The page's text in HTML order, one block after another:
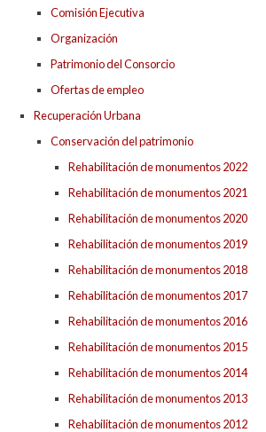
Comisión Ejecutiva
Organización
Patrimonio del Consorcio
Ofertas de empleo
Recuperación Urbana
Conservación del patrimonio
Rehabilitación de monumentos 2022
Rehabilitación de monumentos 2021
Rehabilitación de monumentos 2020
Rehabilitación de monumentos 2019
Rehabilitación de monumentos 2018
Rehabilitación de monumentos 2017
Rehabilitación de monumentos 2016
Rehabilitación de monumentos 2015
Rehabilitación de monumentos 2014
Rehabilitación de monumentos 2013
Rehabilitación de monumentos 2012